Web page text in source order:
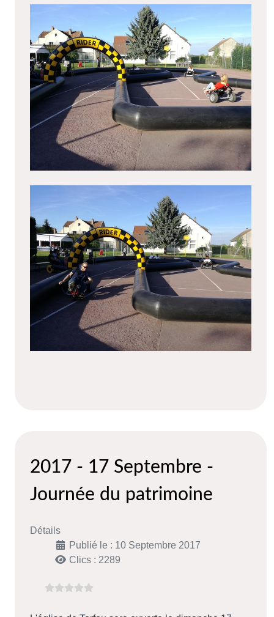
2017 - 17 Septembre -
Journée du patrimoine
Détails
Publié le : 10 Septembre 2017
Clics : 2289